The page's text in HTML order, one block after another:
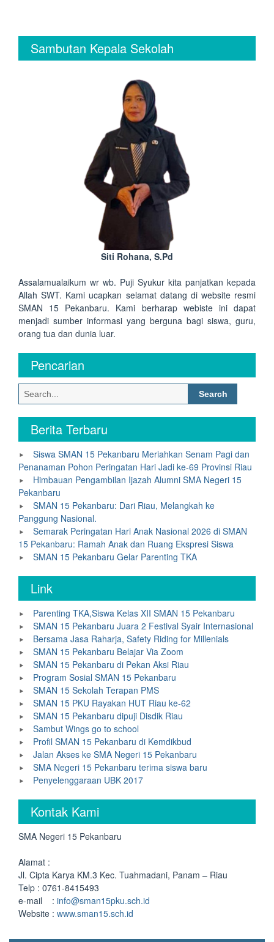
Sambutan Kepala Sekolah
Siti Rohana, S.Pd
Assalamualaikum wr wb. Puji Syukur kita panjatkan kepada
Allah SWT. Kami ucapkan selamat datang di website resmi
SMAN 15 Pekanbaru. Kami berharap webiste ini dapat
menjadi sumber informasi yang berguna bagi siswa, guru,
orang tua dan dunia luar.
Pencarian
Search
for:
Berita Terbaru
Siswa SMAN 15 Pekanbaru Meriahkan Senam Pagi dan
Penanaman Pohon Peringatan Hari Jadi ke-69 Provinsi Riau
Himbauan Pengambilan Ijazah Alumni SMA Negeri 15
Pekanbaru
SMAN 15 Pekanbaru: Dari Riau, Melangkah ke
Panggung Nasional.
Semarak Peringatan Hari Anak Nasional 2026 di SMAN
15 Pekanbaru: Ramah Anak dan Ruang Ekspresi Siswa
SMAN 15 Pekanbaru Gelar Parenting TKA
Link
Parenting TKA,Siswa Kelas XII SMAN 15 Pekanbaru
SMAN 15 Pekanbaru Juara 2 Festival Syair Internasional
Bersama Jasa Raharja, Safety Riding for Millenials
SMAN 15 Pekanbaru Belajar Via Zoom
SMAN 15 Pekanbaru di Pekan Aksi Riau
Program Sosial SMAN 15 Pekanbaru
SMAN 15 Sekolah Terapan PMS
SMAN 15 PKU Rayakan HUT Riau ke-62
SMAN 15 Pekanbaru dipuji Disdik Riau
Sambut Wings go to school
Profil SMAN 15 Pekanbaru di Kemdikbud
Jalan Akses ke SMA Negeri 15 Pekanbaru
SMA Negeri 15 Pekanbaru terima siswa baru
Penyelenggaraan UBK 2017
Kontak Kami
SMA Negeri 15 Pekanbaru
Alamat :
Jl. Cipta Karya KM.3 Kec. Tuahmadani, Panam – Riau
Telp : 0761-8415493
e-mail : info@sman15pku.sch.id
Website : www.sman15.sch.id